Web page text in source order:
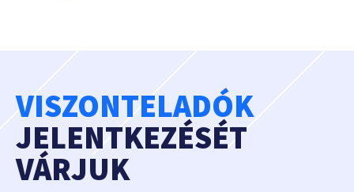
VISZONTELADÓK
JELENTKEZÉSÉT
VÁRJUK